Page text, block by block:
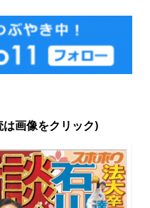
画像をクリック)